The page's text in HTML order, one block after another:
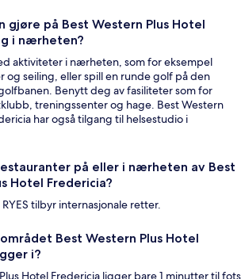
gjøre på Best Western Plus Hotel
i nærheten?
aktiviteter i nærheten, som for eksempel
og seiling, eller spill en runde golf på den
Benytt deg av fasiliteter som for
treningssenter og hage. Best Western
har også tilgang til helsestudio i
på eller i nærheten av Best
Hotel Fredericia?
tilbyr internasjonale retter.
Best Western Plus Hotel
i?
Hotel Fredericia ligger bare 1 minutter til fots